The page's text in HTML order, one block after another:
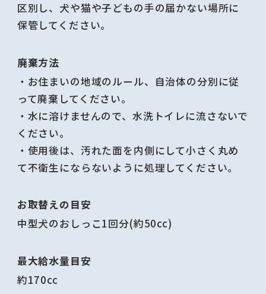
区別し、犬や猫や子どもの手の届かない場所に
保管してください。
廃棄方法
・お住まいの地域のルール、自治体の分別に従
って廃棄してください。
・水に溶けませんので、水洗トイレに流さないで
ください。
・使用後は、汚れた面を内側にして小さく丸め
て不衛生にならないように処理してください。
お取替えの目安
中型犬のおしっこ1回分(約50cc)
最大給水量目安
約170cc